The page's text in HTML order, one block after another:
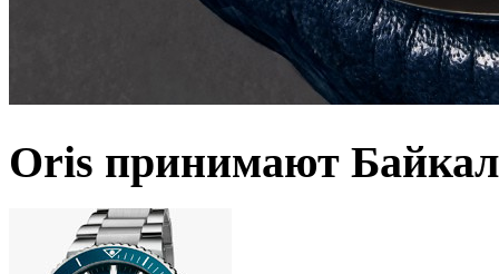
Oris принимают